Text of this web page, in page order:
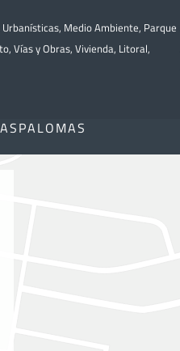
Urbanísticas, Medio Ambiente, Parque
, Vías y Obras, Vivienda, Litoral,